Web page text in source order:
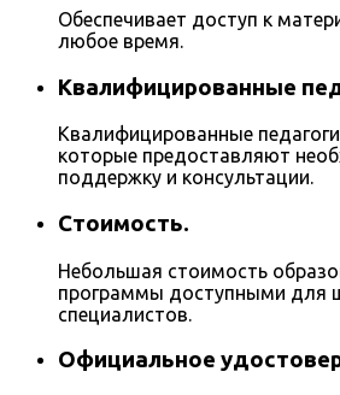
Обеспечивает доступ к
любое время.
Квалифицированные
Квалифицированные
которые предоставляют
поддержку и консультации.
Стоимость.
Небольшая стоимость
программы доступными для
специалистов.
Официальное